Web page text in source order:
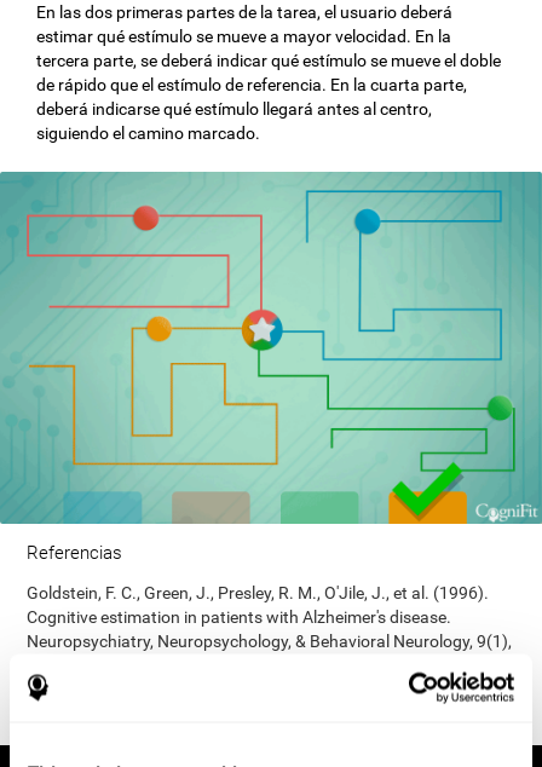
En las dos primeras partes de la tarea, el usuario deberá
estimar qué estímulo se mueve a mayor velocidad. En la
tercera parte, se deberá indicar qué estímulo se mueve el doble
de rápido que el estímulo de referencia. En la cuarta parte,
deberá indicarse qué estímulo llegará antes al centro,
siguiendo el camino marcado.
Referencias
Goldstein, F. C., Green, J., Presley, R. M., O'Jile, J., et al. (1996).
Cognitive estimation in patients with Alzheimer's disease.
Neuropsychiatry, Neuropsychology, & Behavioral Neurology, 9(1),